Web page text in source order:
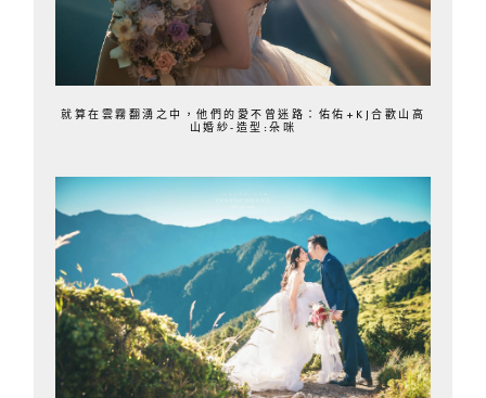
就算在雲霧翻湧之中，他們的愛不曾迷路：佑佑+KJ合歡山高
山婚紗-造型:朵咪